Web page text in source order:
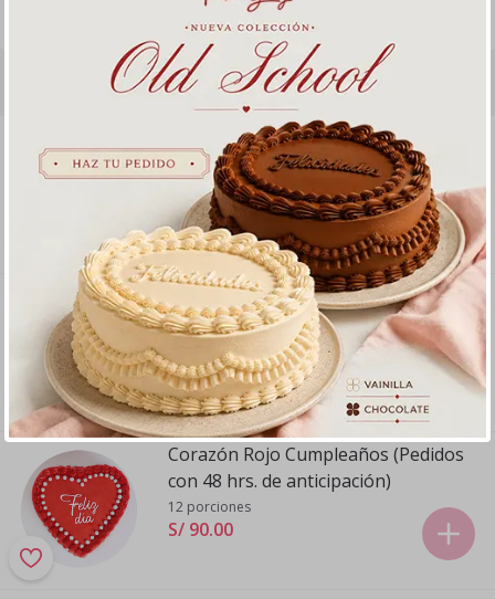
PRECAUCIÓN: Accesorios no comestibles
Productos relacionados
Pt Delicia Duo de Frutas (Durazno y
Fresas)
12 porciones
S/ 73.00
Pt Especial Rose (Pedidos con 48 hrs.
de anticipación)
12 porciones
S/ 156.00
Corazón Rojo Cumpleaños (Pedidos
con 48 hrs. de anticipación)
12 porciones
S/ 90.00